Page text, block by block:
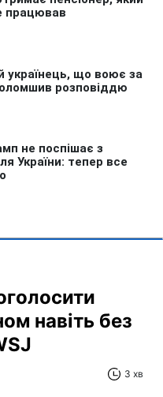
навіть без
3 хв